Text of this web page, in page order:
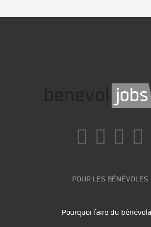
POUR LES BÉNÉVOLES
Pourquoi faire du